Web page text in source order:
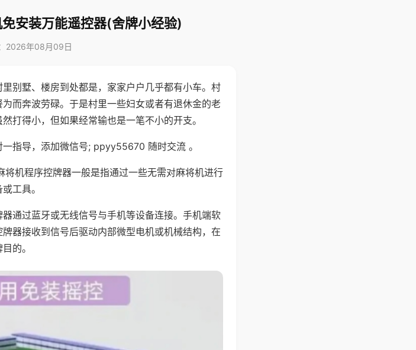
安装万能遥控器(舍牌小经验)
2026年08月09日
别墅、楼房到处都是，家家户户几乎都有小车。村
而奔波劳碌。于是村里一些妇女或者有退休金的老
打得小，但如果经常输也是一笔不小的开支。
指导，添加微信号; ppyy55670 随时交流 。
机程序控牌器一般是指通过一些无需对麻将机进行
工具。
通过蓝牙或无线信号与手机等设备连接。手机端软
器接收到信号后驱动内部微型电机或机械结构，在
的。